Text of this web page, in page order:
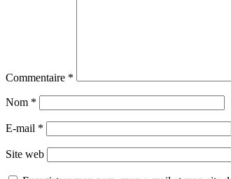
Commentaire *
Nom *
E-mail *
Site web